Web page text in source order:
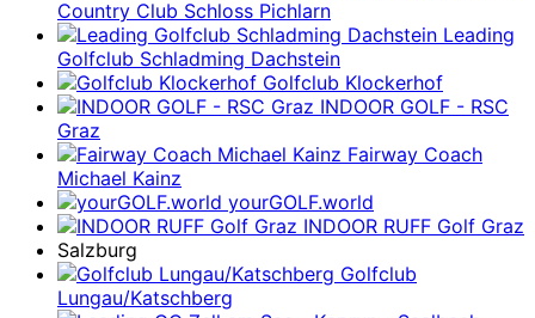
Country Club Schloss Pichlarn
Leading
Golfclub Schladming Dachstein
Golfclub Klockerhof
INDOOR GOLF - RSC
Graz
Fairway Coach
Michael Kainz
yourGOLF.world
INDOOR RUFF Golf Graz
Salzburg
Golfclub
Lungau/Katschberg